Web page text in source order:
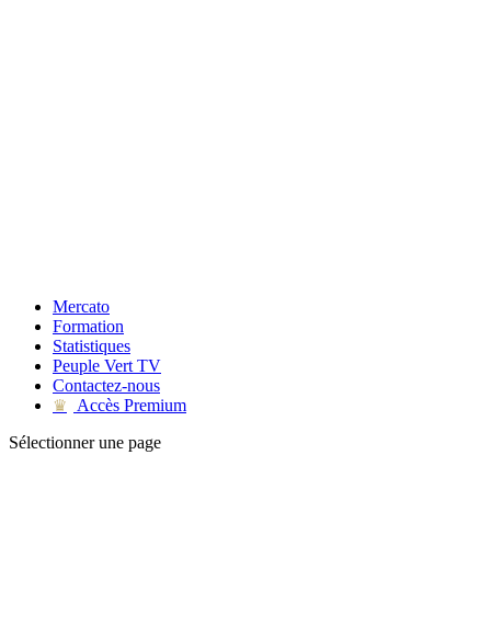
Mercato
Formation
Statistiques
Peuple Vert TV
Contactez-nous
♛
Accès Premium
Sélectionner une page